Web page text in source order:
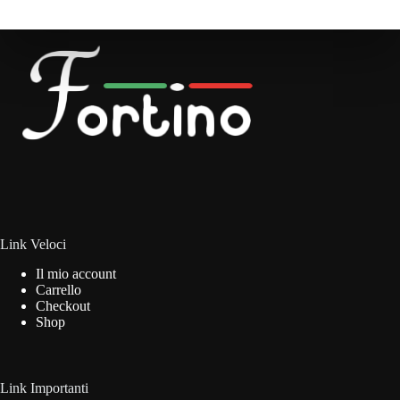
Le
possono
essere
scelte
nella
pagina
del
Link Veloci
Il mio account
Carrello
Checkout
Shop
Link Importanti